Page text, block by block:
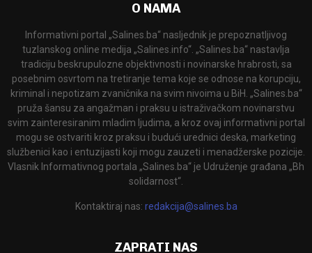
O NAMA
Informativni portal „Salines.ba“ nasljednik je prepoznatljivog
tuzlanskog online medija „Salines.info“. „Salines.ba“ nastavlja
tradiciju beskrupulozne objektivnosti i novinarske hrabrosti, sa
posebnim osvrtom na tretiranje tema koje se odnose na korupciju,
kriminal i nepotizam zvaničnika na svim nivoima u BiH. „Salines.ba“
pruža šansu za angažman i praksu u istraživačkom novinarstvu
svim zainteresiranim mladim ljudima, a kroz ovaj informativni portal
mogu se ostvariti kroz praksu i budući urednici deska, marketing
službenici kao i entuzijasti koji mogu zauzeti i menadžerske pozicije.
Vlasnik Informativnog portala „Salines.ba“ je Udruženje građana „Bh
solidarnost“.
Kontaktiraj nas: redakcija@salines.ba
ZAPRATI NAS